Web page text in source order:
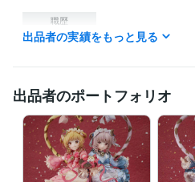
職歴
天乃彩都紀 2022年3月 ~ 現在
ビジネス・クリエイティブツール
CLIP STUDIO PAINT:10年Google ス
Google ドキュメント:3年弥生会計:3
Adobe Photoshop:10年Inkscape:3年
Adobe After Effects:1年Rhinoceros:1
得意分野
出品者の実績をもっと見る
出品者のポートフォリオ